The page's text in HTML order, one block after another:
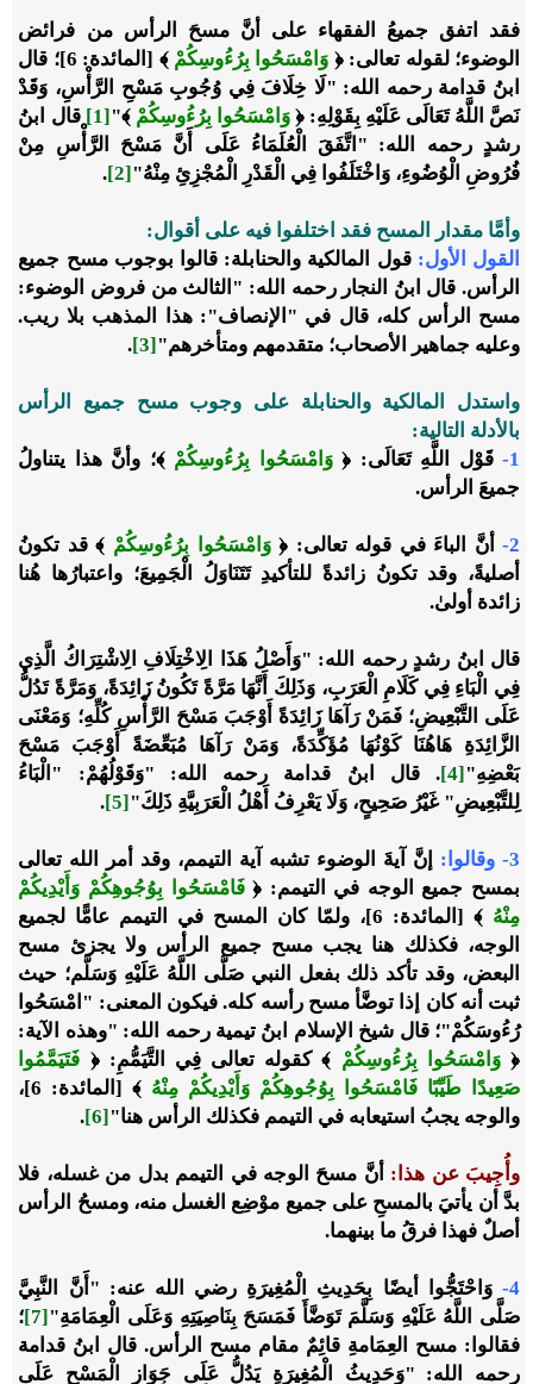
فقد اتفق جميعُ الفقهاء على أنَّ مسحَ الرأس من فرائض
الوضوء؛ لقوله تعالى: ﴿ وَامْسَحُوا بِرُءُوسِكُمْ
﴾ [المائدة: 6]؛ قال
ابنُ قدامة رحمه الله: "لَا خِلَافَ فِي وُجُوبِ مَسْحِ الرَّأْسِ، وَقَدْ
نَصَّ اللَّهُ تَعَالَى عَلَيْهِ بِقَوْلِهِ: ﴿وَامْسَحُوا بِرُءُوسِكُمْ ﴾"[1]
قال ابنُ
رشدٍ رحمه الله: "اتَّفَقَ الْعُلَمَاءُ عَلَى أَنَّ مَسْحَ الرَّأْسِ مِنْ
فُرُوضِ الْوُضُوءِ، وَاخْتَلَفُوا فِي الْقَدْرِ الْمُجْزِئِ مِنْهُ"[2]
.
وأمَّا مقدار المسح فقد اختلفوا فيه على أقوال:
القول الأول:قول المالكية والحنابلة: قالوا بوجوب مسح جميع
الرأس. قال ابنُ النجار رحمه الله: "الثالث من فروض الوضوء:
‌مسح ‌الرأس ‌كله، قال في "الإنصاف": هذا المذهب بلا ريب.
وعليه جماهير الأصحاب؛ متقدمهم ومتأخرهم"[3]
.
واستدل المالكية والحنابلة على وجوب مسح جميع الرأس
بالأدلة التالية:
1-
قَوْل اللَّهِ تَعَالَى: ﴿وَامْسَحُوا بِرُءُوسِكُمْ ﴾؛ وأنَّ هذا يتناولُ
جميعَ الرأس.
2- أنَّ الباءَ في قوله تعالى: ﴿وَامْسَحُوا بِرُءُوسِكُمْ ﴾ قد تكونُ
أصليةً، وقد تكونُ زائدةً للتأكيدِ تَتَنَاوَلُ الْجَمِيعَ؛ واعتبارُها هُنا
زائدة أولىٰ.
قال ابنُ رشدٍ رحمه الله: "وَأَصْلُ هَذَا الِاخْتِلَافِ الِاشْتِرَاكُ الَّذِي
فِي الْبَاءِ فِي كَلَامِ الْعَرَبِ، وَذَلِكَ أَنَّهَا مَرَّةً تَكُونُ زَائِدَةً، وَمَرَّةً تَدُلُّ
عَلَى التَّبْعِيضِ؛ فَمَنْ رَآهَا زَائِدَةً أَوْجَبَ مَسْحَ الرَّأْسِ كُلِّهِ؛ وَمَعْنَى
الزَّائِدَةِ هَاهُنَا كَوْنُهَا مُؤَكِّدَةً، وَمَنْ رَآهَا مُبَعِّضَةً أَوْجَبَ مَسْحَ
بَعْضِهِ"[4]
. قال ابنُ قدامة رحمه الله: "وَقَوْلُهُمْ: "الْبَاءُ
لِلتَّبْعِيضِ" غَيْرُ صَحِيحٍ، وَلَا يَعْرِفُ أَهْلُ الْعَرَبِيَّةِ ذَلِكَ"[5]
.
3- وقالوا : إنَّ آيةَ الوضوء تشبه آية التيمم، وقد أمر الله تعالى
بمسح جميع الوجه في التيمم: ﴿فَامْسَحُوا بِوُجُوهِكُمْ وَأَيْدِيكُمْ
مِنْهُ
﴾ [المائدة: 6]، ولمّا كان المسح في التيمم عامًّا لجميع
الوجه، فكذلك هنا يجب مسح جميع الرأس ولا يجزئ مسح
البعض، وقد تأكد ذلك بفعل النبي صَلَّى اللَّهُ عَلَيْهِ وَسَلَّم؛ حيث
ثبت أنه كان إذا توضَّأ مسح رأسه كله. فيكون المعنى: "امْسَحُوا
رُءُوسَكُمْ"؛ قال شيخ الإسلام ابنُ تيمية رحمه الله: "وهذه الآية:
﴿وَامْسَحُوا بِرُءُوسِكُمْ ﴾ كقوله تعالى فِي التَّيَمُّمِ: ﴿ فَتَيَمَّمُوا
صَعِيدًا طَيِّبًا فَامْسَحُوا بِوُجُوهِكُمْ وَأَيْدِيكُمْ مِنْهُ
﴾ [المائدة: 6]،
والوجه يجبُ استيعابه في التيمم فكذلك الرأس هنا"[6]
.
وأُجِيبَ عن هذا : أنَّ مسحَ الوجه في التيمم بدل من غسله، فلا
بدَّ أن يأتيَ بالمسحِ على جميع موْضِع الغسل منه، ومسحُ الرأس
أصلٌ فهذا فرقُ ما بينهما.
4-
وَاحْتَجُّوا أيضًا بِحَدِيثِ الْمُغِيرَةِ رضي الله عنه: "أَنَّ النَّبِيَّ
صَلَّى اللَّهُ عَلَيْهِ وَسَلَّمَ تَوَضَّأَ فَمَسَحَ بِنَاصِيَتِهِ وَعَلَى الْعِمَامَةِ"[7]
؛
فقالوا : مسح العِمَامةِ قائِمٌ مقام مسح الرأس. قال ابنُ قدامة
رحمه الله: "وَحَدِيثُ الْمُغِيرَةِ يَدُلُّ عَلَى جَوَازِ الْمَسْحِ عَلَى